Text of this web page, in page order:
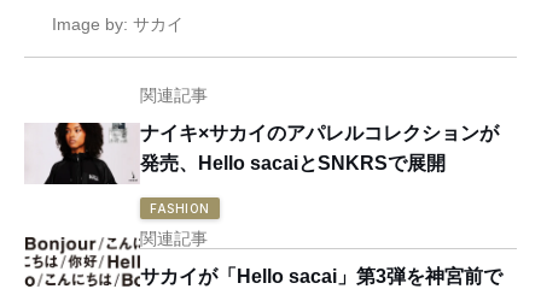
Image by: サカイ
関連記事
ナイキ×サカイのアパレルコレクションが
発売、Hello sacaiとSNKRSで展開
FASHION
関連記事
サカイが「Hello sacai」第3弾を神宮前で